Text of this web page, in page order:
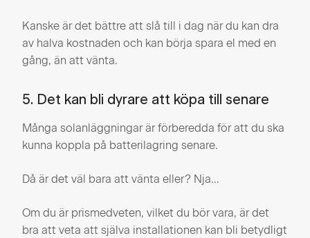
Kanske är det bättre att slå till i dag när du kan dra
av halva kostnaden och kan börja spara el med en
gång, än att vänta.
5. Det kan bli dyrare att köpa till senare
Många solanläggningar är förberedda för att du ska
kunna koppla på batterilagring senare.
Då är det väl bara att vänta eller? Nja...
Om du är prismedveten, vilket du bör vara, är det
bra att veta att själva installationen kan bli betydligt